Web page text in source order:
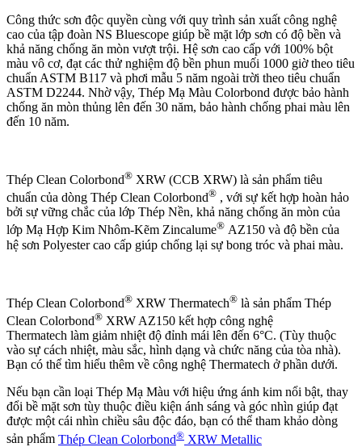
Công thức sơn độc quyền cùng với quy trình sản xuất công nghệ
cao của tập đoàn NS Bluescope giúp bề mặt lớp sơn có độ bền và
khả năng chống ăn mòn vượt trội. Hệ sơn cao cấp với 100% bột
màu vô cơ, đạt các thử nghiệm độ bền phun muối 1000 giờ theo tiêu
chuẩn ASTM B117 và phơi mẫu 5 năm ngoài trời theo tiêu chuẩn
ASTM D2244. Nhờ vậy, Thép Mạ Màu Colorbond được bảo hành
chống ăn mòn thủng lên đến 30 năm, bảo hành chống phai màu lên
đến 10 năm.
Thép Clean Colorbond® XRW (CCB XRW) là sản phẩm tiêu
chuẩn của dòng Thép Clean Colorbond® , với sự kết hợp hoàn hảo
bởi sự vững chắc của lớp Thép Nền, khả năng chống ăn mòn của
lớp Mạ Hợp Kim Nhôm-Kẽm Zincalume® AZ150 và độ bền của
hệ sơn Polyester cao cấp giúp chống lại sự bong tróc và phai màu.
Thép Clean Colorbond® XRW Thermatech® là sản phẩm Thép
Clean Colorbond® XRW AZ150 kết hợp công nghệ
Thermatech làm giảm nhiệt độ đỉnh mái lên đến 6°C. (Tùy thuộc
vào sự cách nhiệt, màu sắc, hình dạng và chức năng của tòa nhà).
Bạn có thể tìm hiểu thêm về công nghệ Thermatech ở phần dưới.
Nếu bạn cần loại Thép Mạ Màu với hiệu ứng ánh kim nổi bật, thay
đổi bề mặt sơn tùy thuộc điều kiện ánh sáng và góc nhìn giúp đạt
được một cái nhìn chiều sâu độc đáo, bạn có thể tham khảo dòng
sản phẩm Thép Clean Colorbond® XRW Metallic